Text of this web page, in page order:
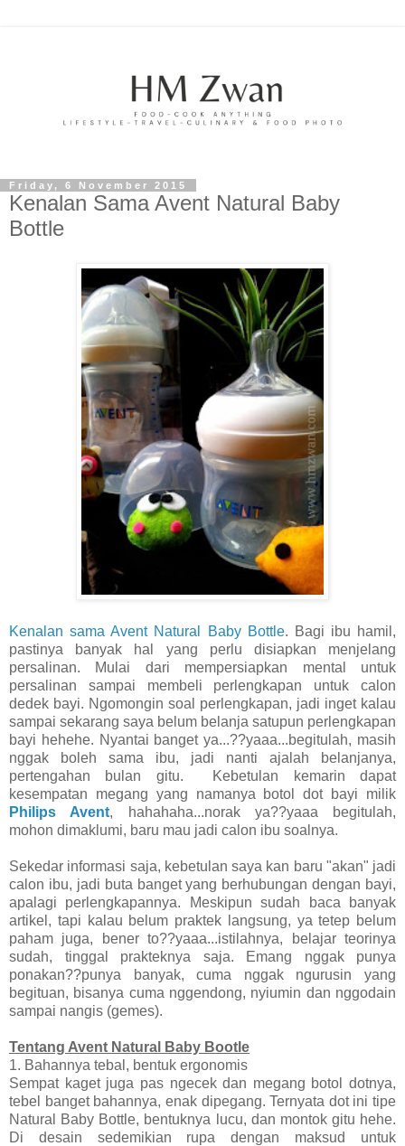
Friday, 6 November 2015
Kenalan Sama Avent Natural Baby
Bottle
Kenalan sama Avent Natural Baby Bottle. Bagi ibu hamil,
pastinya banyak hal yang perlu disiapkan menjelang
persalinan. Mulai dari mempersiapkan mental untuk
persalinan sampai membeli perlengkapan untuk calon
dedek bayi. Ngomongin soal perlengkapan, jadi inget kalau
sampai sekarang saya belum belanja satupun perlengkapan
bayi hehehe. Nyantai banget ya...??yaaa...begitulah, masih
nggak boleh sama ibu, jadi nanti ajalah belanjanya,
pertengahan bulan gitu. Kebetulan kemarin dapat
kesempatan megang yang namanya botol dot bayi milik
Philips Avent, hahahaha...norak ya??yaaa begitulah,
mohon dimaklumi, baru mau jadi calon ibu soalnya.
Sekedar informasi saja, kebetulan saya kan baru "akan" jadi
calon ibu, jadi buta banget yang berhubungan dengan bayi,
apalagi perlengkapannya. Meskipun sudah baca banyak
artikel, tapi kalau belum praktek langsung, ya tetep belum
paham juga, bener to??yaaa...istilahnya, belajar teorinya
sudah, tinggal prakteknya saja. Emang nggak punya
ponakan??punya banyak, cuma nggak ngurusin yang
begituan, bisanya cuma nggendong, nyiumin dan nggodain
sampai nangis (gemes).
Tentang Avent Natural Baby Bootle
1. Bahannya tebal, bentuk ergonomis
Sempat kaget juga pas ngecek dan megang botol dotnya,
tebel banget bahannya, enak dipegang. Ternyata dot ini tipe
Natural Baby Bottle, bentuknya lucu, dan montok gitu hehe.
Di desain sedemikian rupa dengan maksud untuk